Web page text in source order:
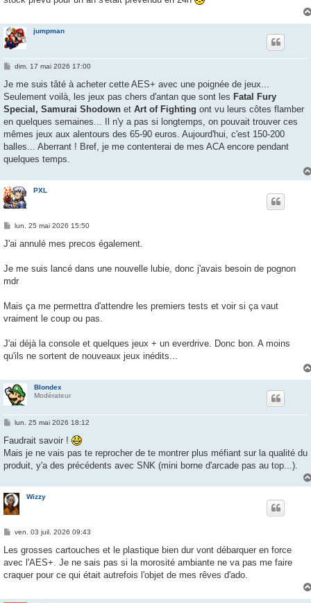
jumpman
M
s
a
g
e
dim. 17 mai 2026 17:00
Je me suis tâté à acheter cette AES+ avec une poignée de jeux...
Seulement voilà, les jeux pas chers d'antan que sont les Fatal Fury
Special, Samurai Shodown et Art of Fighting ont vu leurs côtes flamber
en quelques semaines... Il n'y a pas si longtemps, on pouvait trouver ces
mêmes jeux aux alentours des 65-90 euros. Aujourd'hui, c'est 150-200
balles... Aberrant ! Bref, je me contenterai de mes ACA encore pendant
quelques temps.
PXL
M
s
g
lun. 25 mai 2026 15:50
J'ai annulé mes precos également.
Je me suis lancé dans une nouvelle lubie, donc j'avais besoin de pognon
mdr
Mais ça me permettra d'attendre les premiers tests et voir si ça vaut
vraiment le coup ou pas.
J'ai déjà la console et quelques jeux + un everdrive. Donc bon. A moins
qu'ils ne sortent de nouveaux jeux inédits...
Blondex
Modérateur
M
s
a
g
lun. 25 mai 2026 18:12
Faudrait savoir !
Mais je ne vais pas te reprocher de te montrer plus méfiant sur la qualité du
produit, y'a des précédents avec SNK (mini borne d'arcade pas au top...).
Wizzy
M
s
a
g
ven. 03 juil. 2026 09:43
Les grosses cartouches et le plastique bien dur vont débarquer en force
avec l'AES+. Je ne sais pas si la morosité ambiante ne va pas me faire
craquer pour ce qui était autrefois l'objet de mes rêves d'ado.